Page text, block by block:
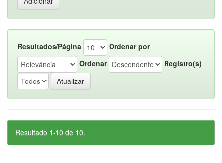
Resultados/Página
Ordenar por
Ordenar
Registro(s)
Resultado 1-10 de 10.